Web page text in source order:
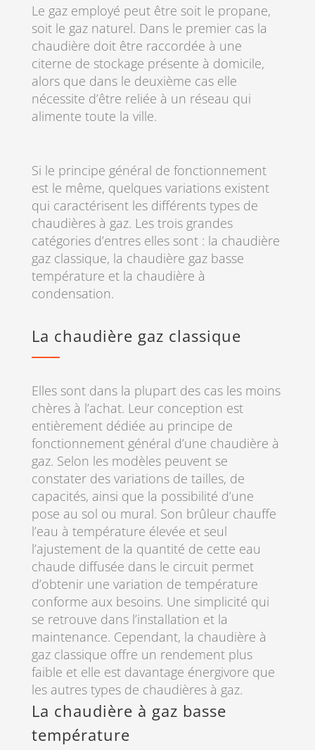
Le gaz employé peut être soit le propane,
soit le gaz naturel. Dans le premier cas la
chaudière doit être raccordée à une
citerne de stockage présente à domicile,
alors que dans le deuxième cas elle
nécessite d’être reliée à un réseau qui
alimente toute la ville.
Si le principe général de fonctionnement
est le même, quelques variations existent
qui caractérisent les différents types de
chaudières à gaz. Les trois grandes
catégories d’entres elles sont : la chaudière
gaz classique, la chaudière gaz basse
température et la chaudière à
condensation.
La chaudière gaz classique
Elles sont dans la plupart des cas les moins
chères à l’achat. Leur conception est
entièrement dédiée au principe de
fonctionnement général d’une chaudière à
gaz. Selon les modèles peuvent se
constater des variations de tailles, de
capacités, ainsi que la possibilité d’une
pose au sol ou mural. Son brûleur chauffe
l’eau à température élevée et seul
l’ajustement de la quantité de cette eau
chaude diffusée dans le circuit permet
d’obtenir une variation de température
conforme aux besoins. Une simplicité qui
se retrouve dans l’installation et la
maintenance. Cependant, la chaudière à
gaz classique offre un rendement plus
faible et elle est davantage énergivore que
les autres types de chaudières à gaz.
La chaudière à gaz basse
température